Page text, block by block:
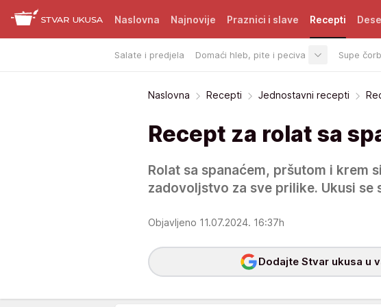
Naslovna Najnovije Praznici i slave Recepti
Salate i predjela Domaći hleb, pite i peciva Supe
Naslovna Recepti Jednostavni recepti
Recept za rolat sa
Rolat sa spanaćem, pršutom i krem
zadovoljstvo za sve prilike. Ukusi se
Objavljeno 11.07.2024. 16:37h
Dodajte Stvar ukusa u